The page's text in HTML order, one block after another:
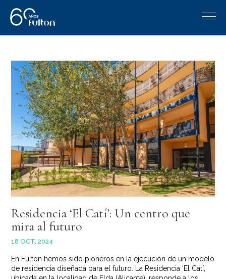
Residencia ‘El Catí’: Un centro que
mira al futuro
18 OCT, 2024
En Fulton hemos sido pioneros en la ejecución de un modelo
de residencia diseñada para el futuro. La Residencia ‘El Catí,